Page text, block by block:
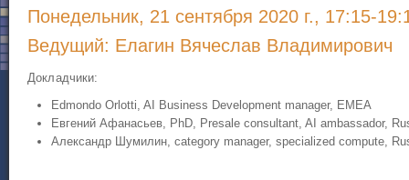
Понедельник, 21 сентября 2020 г., 17:15-
Ведущий: Елагин Вячеслав Владимирович
Докладчики:
Edmondo Orlotti, AI Business Development manager, EMEA
Евгений Афанасьев, PhD, Presale consultant, AI ambassador,
Александр Шумилин, category manager, specialized compute,